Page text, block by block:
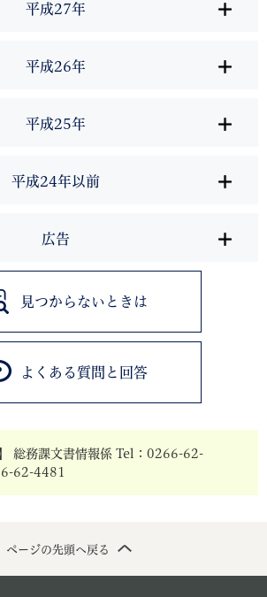
平成27年
平成26年
平成25年
平成24年以前
広告
見つからないときは
よくある質問と回答
】 総務課文書情報係 Tel：0266-62-
62-4481
ページの先頭へ戻る